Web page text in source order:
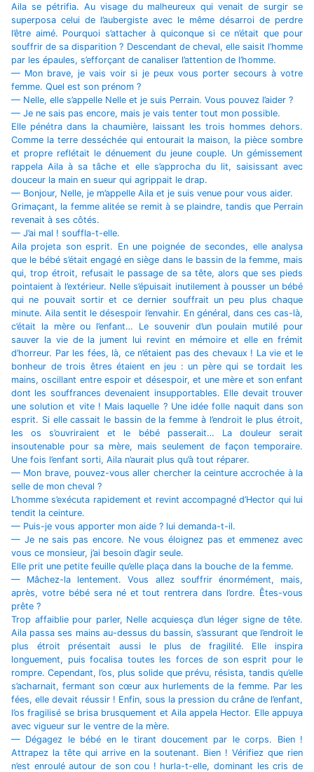
Aila se pétrifia. Au visage du malheureux qui venait de surgir se
superposa celui de l’aubergiste avec le même désarroi de perdre
l’être aimé. Pourquoi s’attacher à quiconque si ce n’était que pour
souffrir de sa disparition ? Descendant de cheval, elle saisit l’homme
par les épaules, s’efforçant de canaliser l’attention de l’homme.
— Mon brave, je vais voir si je peux vous porter secours à votre
femme. Quel est son prénom ?
— Nelle, elle s’appelle Nelle et je suis Perrain. Vous pouvez l’aider ?
— Je ne sais pas encore, mais je vais tenter tout mon possible.
Elle pénétra dans la chaumière, laissant les trois hommes dehors.
Comme la terre desséchée qui entourait la maison, la pièce sombre
et propre reflétait le dénuement du jeune couple. Un gémissement
rappela Aila à sa tâche et elle s’approcha du lit, saisissant avec
douceur la main en sueur qui agrippait le drap.
— Bonjour, Nelle, je m’appelle Aila et je suis venue pour vous aider.
Grimaçant, la femme alitée se remit à se plaindre, tandis que Perrain
revenait à ses côtés.
— J’ai mal ! souffla-t-elle.
Aila projeta son esprit. En une poignée de secondes, elle analysa
que le bébé s’était engagé en siège dans le bassin de la femme, mais
qui, trop étroit, refusait le passage de sa tête, alors que ses pieds
pointaient à l’extérieur. Nelle s’épuisait inutilement à pousser un bébé
qui ne pouvait sortir et ce dernier souffrait un peu plus chaque
minute. Aila sentit le désespoir l’envahir. En général, dans ces cas-là,
c’était la mère ou l’enfant… Le souvenir d’un poulain mutilé pour
sauver la vie de la jument lui revint en mémoire et elle en frémit
d’horreur. Par les fées, là, ce n’étaient pas des chevaux ! La vie et le
bonheur de trois êtres étaient en jeu : un père qui se tordait les
mains, oscillant entre espoir et désespoir, et une mère et son enfant
dont les souffrances devenaient insupportables. Elle devait trouver
une solution et vite ! Mais laquelle ? Une idée folle naquit dans son
esprit. Si elle cassait le bassin de la femme à l’endroit le plus étroit,
les os s’ouvriraient et le bébé passerait… La douleur serait
insoutenable pour sa mère, mais seulement de façon temporaire.
Une fois l’enfant sorti, Aila n’aurait plus qu’à tout réparer.
— Mon brave, pouvez-vous aller chercher la ceinture accrochée à la
selle de mon cheval ?
L’homme s’exécuta rapidement et revint accompagné d’Hector qui lui
tendit la ceinture.
— Puis-je vous apporter mon aide ? lui demanda-t-il.
— Je ne sais pas encore. Ne vous éloignez pas et emmenez avec
vous ce monsieur, j’ai besoin d’agir seule.
Elle prit une petite feuille qu’elle plaça dans la bouche de la femme.
— Mâchez-la lentement. Vous allez souffrir énormément, mais,
après, votre bébé sera né et tout rentrera dans l’ordre. Êtes-vous
prête ?
Trop affaiblie pour parler, Nelle acquiesça d’un léger signe de tête.
Aila passa ses mains au-dessus du bassin, s’assurant que l’endroit le
plus étroit présentait aussi le plus de fragilité. Elle inspira
longuement, puis focalisa toutes les forces de son esprit pour le
rompre. Cependant, l’os, plus solide que prévu, résista, tandis qu’elle
s’acharnait, fermant son cœur aux hurlements de la femme. Par les
fées, elle devait réussir ! Enfin, sous la pression du crâne de l’enfant,
l’os fragilisé se brisa brusquement et Aila appela Hector. Elle appuya
avec vigueur sur le ventre de la mère.
— Dégagez le bébé en le tirant doucement par le corps. Bien !
Attrapez la tête qui arrive en la soutenant. Bien ! Vérifiez que rien
n’est enroulé autour de son cou ! hurla-t-elle, dominant les cris de